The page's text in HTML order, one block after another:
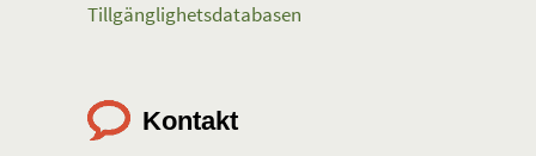
Tillgänglighetsdatabasen
Kontakt